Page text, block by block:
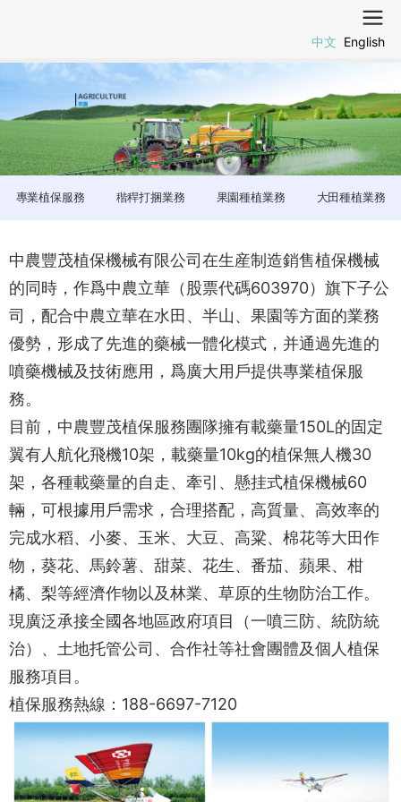
中文 English
專業植保服務 稭稈打捆業務 果園種植業務 大田種植業務
中農豐茂植保機械有限公司在生産制造銷售植保機械
的同時，作爲中農立華（股票代碼603970）旗下子公
司，配合中農立華在水田、半山、果園等方面的業務
優勢，形成了先進的藥械一體化模式，并通過先進的
噴藥機械及技術應用，爲廣大用戶提供專業植保服
務。
目前，中農豐茂植保服務團隊擁有載藥量150L的固定
翼有人航化飛機10架，載藥量10kg的植保無人機30
架，各種載藥量的自走、牽引、懸挂式植保機械60
輛，可根據用戶需求，合理搭配，高質量、高效率的
完成水稻、小麥、玉米、大豆、高粱、棉花等大田作
物，葵花、馬鈴薯、甜菜、花生、番茄、蘋果、柑
橘、梨等經濟作物以及林業、草原的生物防治工作。
現廣泛承接全國各地區政府項目（一噴三防、統防統
治）、土地托管公司、合作社等社會團體及個人植保
服務項目。
植保服務熱線： 188-6697-7120